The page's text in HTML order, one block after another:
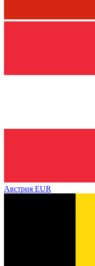
Австрия EUR